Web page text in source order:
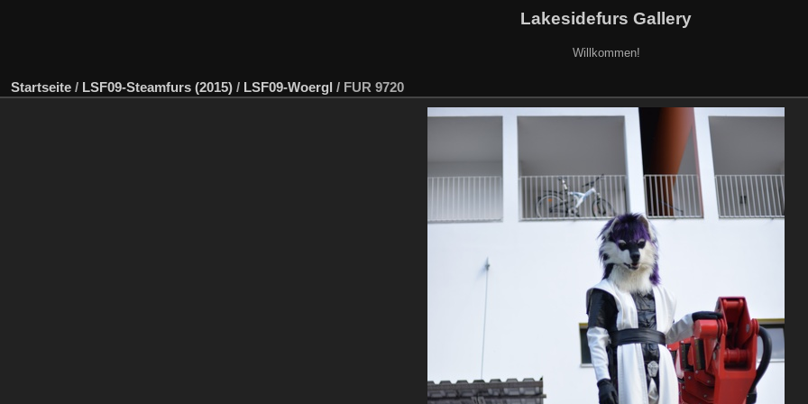
Lakesidefurs Gallery
Willkommen!
Startseite / LSF09-Steamfurs (2015) / LSF09-Woergl / FUR 9720